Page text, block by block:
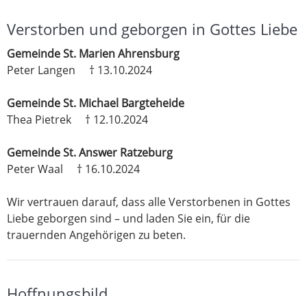
Verstorben und geborgen in Gottes Liebe
Gemeinde St. Marien Ahrensburg
Peter Langen † 13.10.2024
Gemeinde St. Michael Bargteheide
Thea Pietrek † 12.10.2024
Gemeinde St. Answer Ratzeburg
Peter Waal † 16.10.2024
Wir vertrauen darauf, dass alle Verstorbenen in Gottes
Liebe geborgen sind – und laden Sie ein, für die
trauernden Angehörigen zu beten.